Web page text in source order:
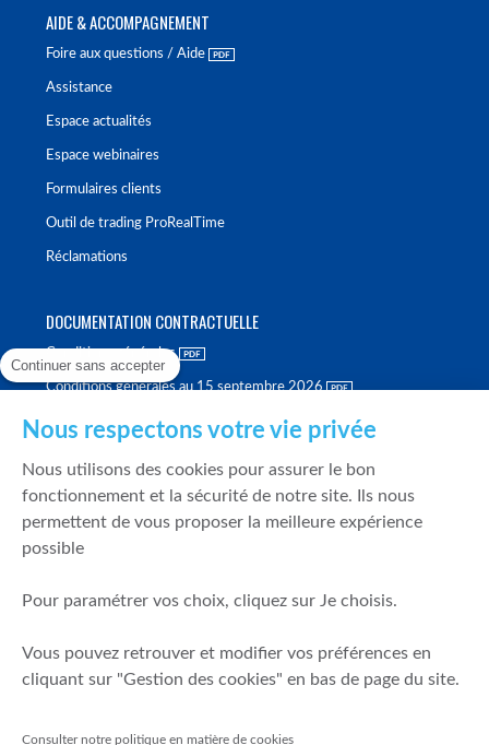
AIDE & ACCOMPAGNEMENT
Foire aux questions / Aide
Assistance
Espace actualités
Espace webinaires
Formulaires clients
Outil de trading ProRealTime
Réclamations
DOCUMENTATION CONTRACTUELLE
Conditions générales
Conditions générales au 15 septembre 2026
Politique de meilleure sélection
Politique de durabilité
Fonds de garantie des dépôts et de résolution
Mentions légales
Prévention de la fraude
Continuer sans accepter
Nous respectons votre vie privée
Nous utilisons des cookies pour assurer le bon
fonctionnement et la sécurité de notre site. Ils nous
permettent de vous proposer la meilleure expérience
possible
Pour paramétrer vos choix, cliquez sur Je choisis.
Vous pouvez retrouver et modifier vos préférences en
cliquant sur "Gestion des cookies" en bas de page du site.
Consulter notre politique en matière de cookies